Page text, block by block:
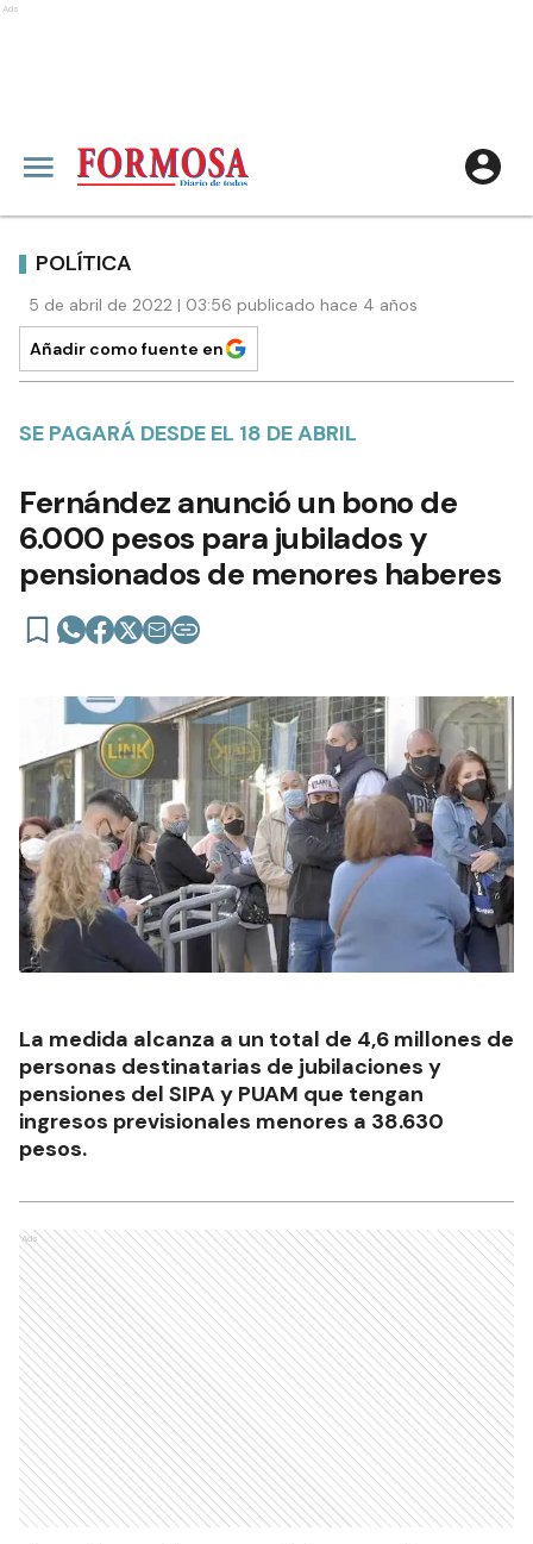
Ads
POLÍTICA
5 de abril de 2022 | 03:56 publicado hace 4 años
Añadir como fuente en
SE PAGARÁ DESDE EL 18 DE ABRIL
Fernández anunció un bono de
6.000 pesos para jubilados y
pensionados de menores haberes
La medida alcanza a un total de 4,6 millones de
personas destinatarias de jubilaciones y
pensiones del SIPA y PUAM que tengan
ingresos previsionales menores a 38.630
pesos.
Ads